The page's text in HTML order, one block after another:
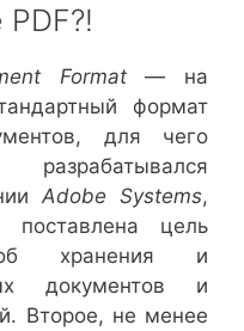
PDF?!
Format— на
формат
для чего
Adobe Systems,
цель
хранения и
документов и
Второе, не менее